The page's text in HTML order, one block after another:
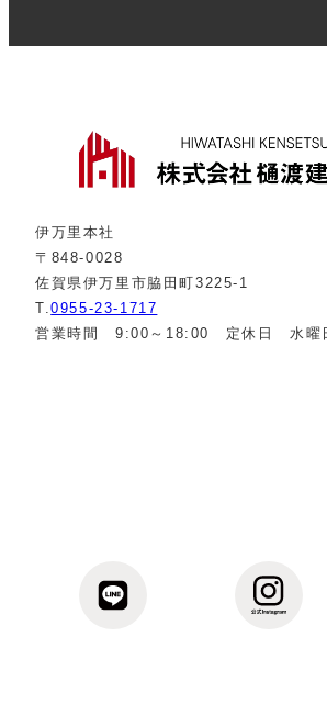
伊万里本社
〒848-0028
佐賀県伊万里市脇田町3225-1
T.0955-23-1717
営業時間 9:00～18:00 定休日 水曜